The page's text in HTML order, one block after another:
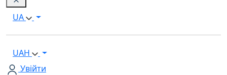
UA
UAH
Увійти